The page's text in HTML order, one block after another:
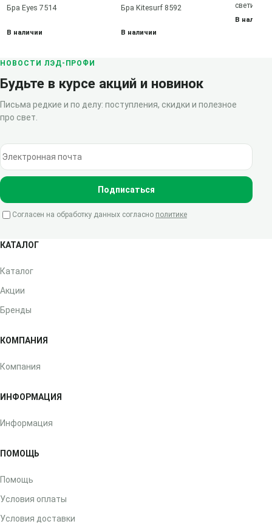
Бра Eyes 7514
В наличии
Бра Kitesurf 8592
В наличии
7133
В наличии
НОВОСТИ ЛЭД-ПРОФИ
Будьте в курсе акций и новинок
Письма редкие и по делу: поступления, скидки и полезное
про свет.
Электронная почта
Подписаться
Согласен на обработку данных согласно политике
КАТАЛОГ
Каталог
Акции
Бренды
КОМПАНИЯ
Компания
ИНФОРМАЦИЯ
Информация
ПОМОЩЬ
Помощь
Условия оплаты
Условия доставки